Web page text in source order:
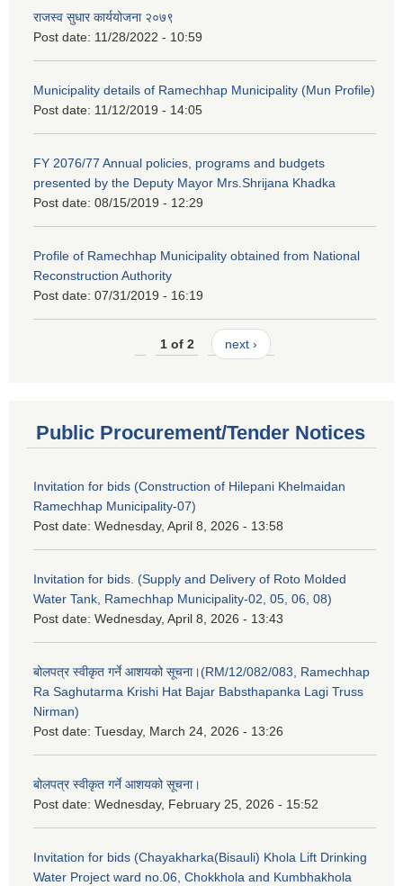
राजस्व सुधार कार्ययोजना २०७९
Post date: 11/28/2022 - 10:59
Municipality details of Ramechhap Municipality (Mun Profile)
Post date: 11/12/2019 - 14:05
FY 2076/77 Annual policies, programs and budgets
presented by the Deputy Mayor Mrs.Shrijana Khadka
Post date: 08/15/2019 - 12:29
Profile of Ramechhap Municipality obtained from National
Reconstruction Authority
Post date: 07/31/2019 - 16:19
1 of 2 next ›
Public Procurement/Tender Notices
Invitation for bids (Construction of Hilepani Khelmaidan
Ramechhap Municipality-07)
Post date: Wednesday, April 8, 2026 - 13:58
Invitation for bids. (Supply and Delivery of Roto Molded
Water Tank, Ramechhap Municipality-02, 05, 06, 08)
Post date: Wednesday, April 8, 2026 - 13:43
बोलपत्र स्वीकृत गर्ने आशयको सूचना।(RM/12/082/083, Ramechhap
Ra Saghutarma Krishi Hat Bajar Babsthapanka Lagi Truss
Nirman)
Post date: Tuesday, March 24, 2026 - 13:26
बोलपत्र स्वीकृत गर्ने आशयको सूचना।
Post date: Wednesday, February 25, 2026 - 15:52
Invitation for bids (Chayakharka(Bisauli) Khola Lift Drinking
Water Project ward no.06, Chokkhola and Kumbhakhola